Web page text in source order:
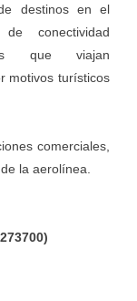
destinos en el
conectividad
que viajan
motivos turísticos
comerciales,
la aerolínea.